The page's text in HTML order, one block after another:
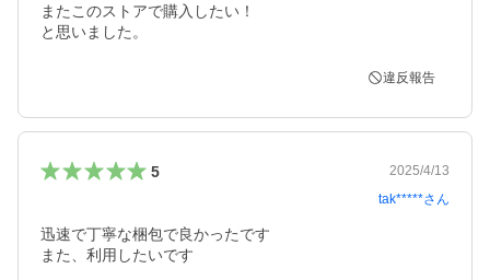
またこのストアで購入したい！
と思いました。
違反報告
5
2025/4/13
tak*****さん
迅速で丁寧な梱包で良かったです
また、利用したいです